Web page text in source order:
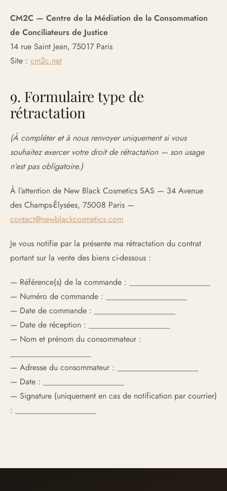
CM2C — Centre de la Médiation de la Consommation
de Conciliateurs de Justice
14 rue Saint Jean, 75017 Paris
Site : cm2c.net
9. Formulaire type de
rétractation
(À compléter et à nous renvoyer uniquement si vous
souhaitez exercer votre droit de rétractation — son usage
n’est pas obligatoire.)
À l’attention de New Black Cosmetics SAS — 34 Avenue
des Champs-Élysées, 75008 Paris —
contact@newblackcosmetics.com
Je vous notifie par la présente ma rétractation du contrat
portant sur la vente des biens ci-dessous :
— Référence(s) de la commande : ____________________
— Numéro de commande : ____________________
— Date de commande : ____________________
— Date de réception : ____________________
— Nom et prénom du consommateur :
— Adresse du consommateur : ____________________
— Date : ____________________
— Signature (uniquement en cas de notification par courrier)
: ____________________